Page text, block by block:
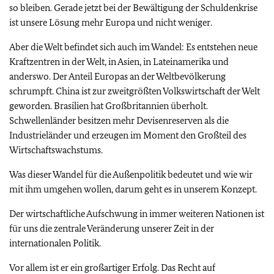
so bleiben. Gerade jetzt bei der Bewältigung der Schuldenkrise
ist unsere Lösung mehr Europa und nicht weniger.
Aber die Welt befindet sich auch im Wandel: Es entstehen neue
Kraftzentren in der Welt, in Asien, in Lateinamerika und
anderswo. Der Anteil Europas an der Weltbevölkerung
schrumpft. China ist zur zweitgrößten Volkswirtschaft der Welt
geworden. Brasilien hat Großbritannien überholt.
Schwellenländer besitzen mehr Devisenreserven als die
Industrieländer und erzeugen im Moment den Großteil des
Wirtschaftswachstums.
Was dieser Wandel für die Außenpolitik bedeutet und wie wir
mit ihm umgehen wollen, darum geht es in unserem Konzept.
Der wirtschaftliche Aufschwung in immer weiteren Nationen ist
für uns die zentrale Veränderung unserer Zeit in der
internationalen Politik.
Vor allem ist er ein großartiger Erfolg. Das Recht auf